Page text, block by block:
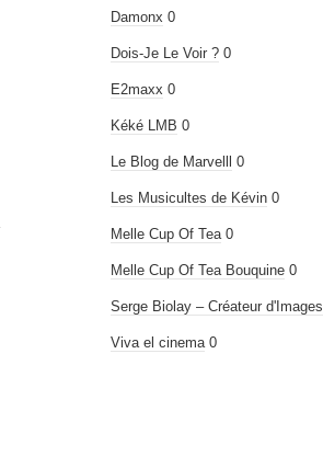
Damonx 0
Dois-Je Le Voir ? 0
E2maxx 0
Kéké LMB 0
Le Blog de Marvelll 0
Les Musicultes de Kévin 0
Melle Cup Of Tea 0
Melle Cup Of Tea Bouquine 0
Serge Biolay – Créateur d'Images
Viva el cinema 0